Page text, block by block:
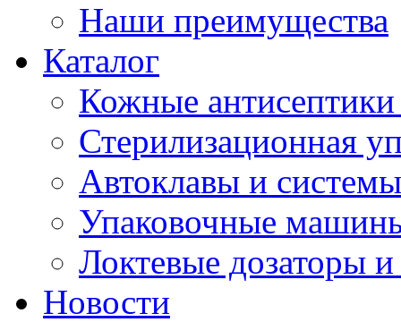
Наши преимущества
Каталог
Кожные
Стерилизационная
Автоклавы и
Упаковочные
Локтевые дозаторы
Новости